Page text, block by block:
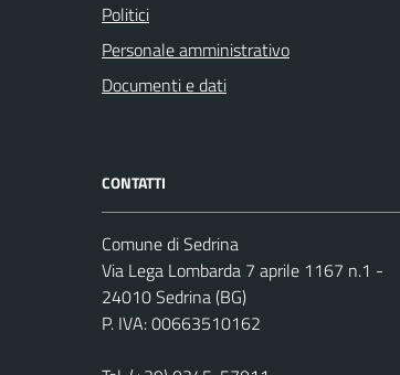
Politici
Personale amministrativo
Documenti e dati
CONTATTI
Comune di Sedrina
Via Lega Lombarda 7 aprile 1167 n.1 -
24010 Sedrina (BG)
P. IVA: 00663510162